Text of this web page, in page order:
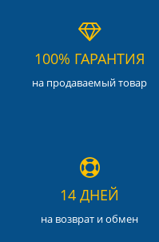
100% ГАРАНТИЯ
на продаваемый товар
14 ДНЕЙ
на возврат и обмен